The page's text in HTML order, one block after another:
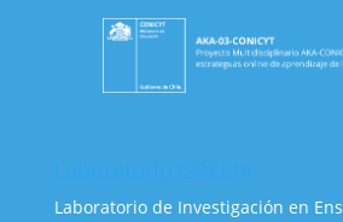
Laboratorio de Investigación en